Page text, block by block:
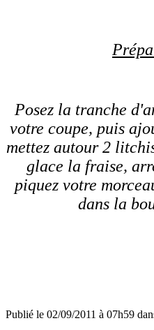
Posez la tranche
votre coupe, puis
mettez autour 2
glace la fraise,
piquez votre
dans la
Publié le 02/09/2011 à 07h59